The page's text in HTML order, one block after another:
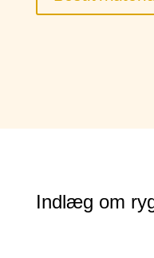
Indlæg om